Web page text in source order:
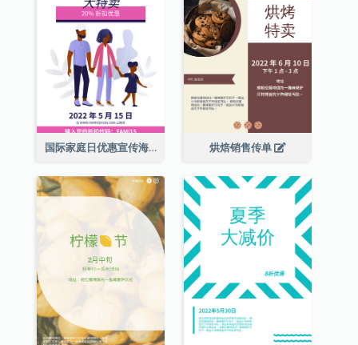
国际家庭日优惠宣传海报 烘焙销售传单